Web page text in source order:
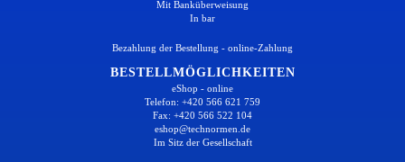
Mit Banküberweisung
In bar
Bezahlung der Bestellung - online-Zahlung
BESTELLMÖGLICHKEITEN
eShop - online
Telefon: +420 566 621 759
Fax: +420 566 522 104
eshop@technormen.de
Im Sitz der Gesellschaft